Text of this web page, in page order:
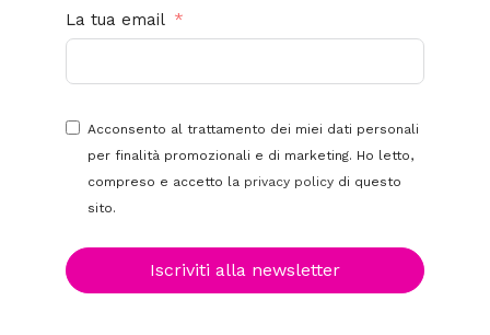
La tua email
Acconsento al trattamento dei miei dati personali
per finalità promozionali e di marketing. Ho letto,
compreso e accetto la privacy policy di questo
sito.
Iscriviti alla newsletter